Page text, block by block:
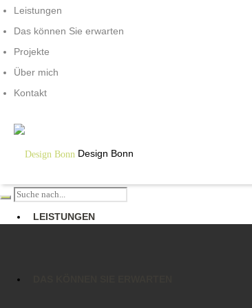
Leistungen
Das können Sie erwarten
Projekte
Über mich
Kontakt
Design Bonn
LEISTUNGEN